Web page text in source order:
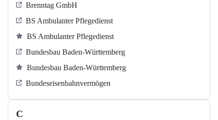
Brenntag GmbH
BS Ambulanter Pflegedienst
BS Ambulanter Pflegedienst
Bundesbau Baden-Württemberg
Bundesbau Baden-Württemberg
Bundeseisenbahnvermögen
C